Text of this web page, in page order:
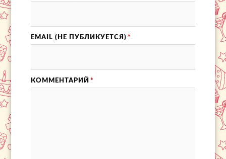
EMAIL (НЕ ПУБЛИКУЕТСЯ) *
КОММЕНТАРИЙ *